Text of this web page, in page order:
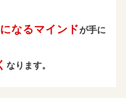
なるマインドが手に
なります。